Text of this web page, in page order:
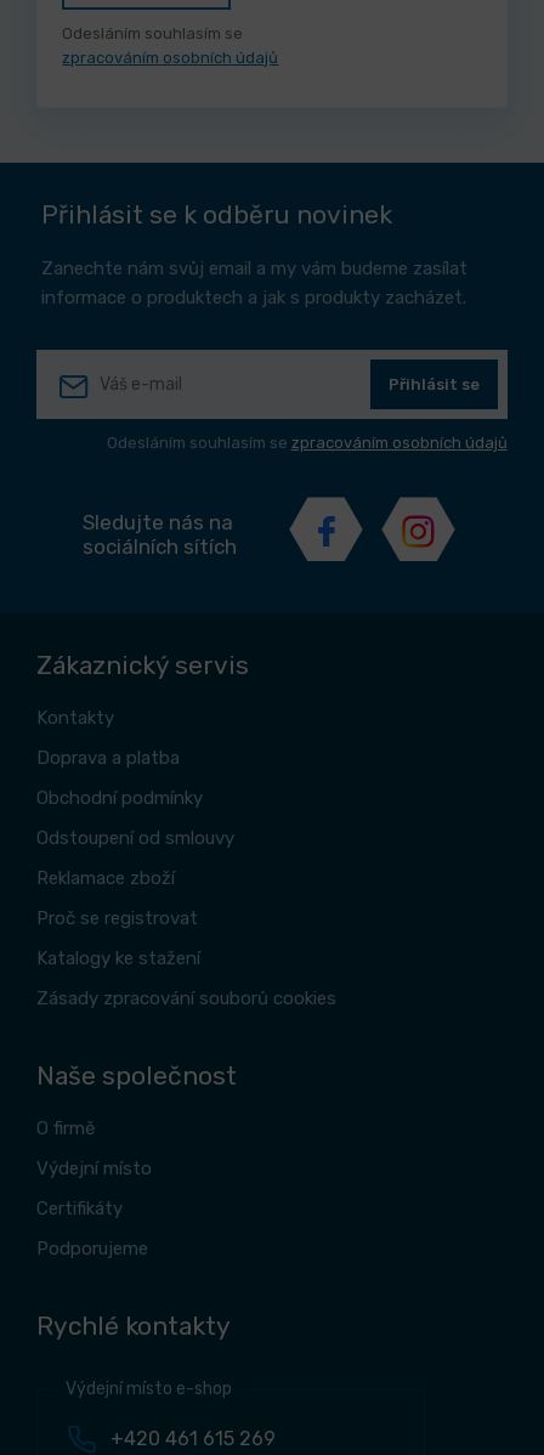
Odesláním souhlasím se
zpracováním osobních údajů
Přihlásit se k odběru novinek
Zanechte nám svůj email a my vám budeme zasílat
informace o produktech a jak s produkty zacházet.
Přihlásit se
Odesláním souhlasím se zpracováním osobních údajů
Sledujte nás na
sociálních sítích
Zákaznický servis
Kontakty
Doprava a platba
Obchodní podmínky
Odstoupení od smlouvy
Reklamace zboží
Proč se registrovat
Katalogy ke stažení
Zásady zpracování souborů cookies
Naše společnost
O firmě
Výdejní místo
Certifikáty
Podporujeme
Rychlé kontakty
Výdejní místo e-shop
+420 461 615 269